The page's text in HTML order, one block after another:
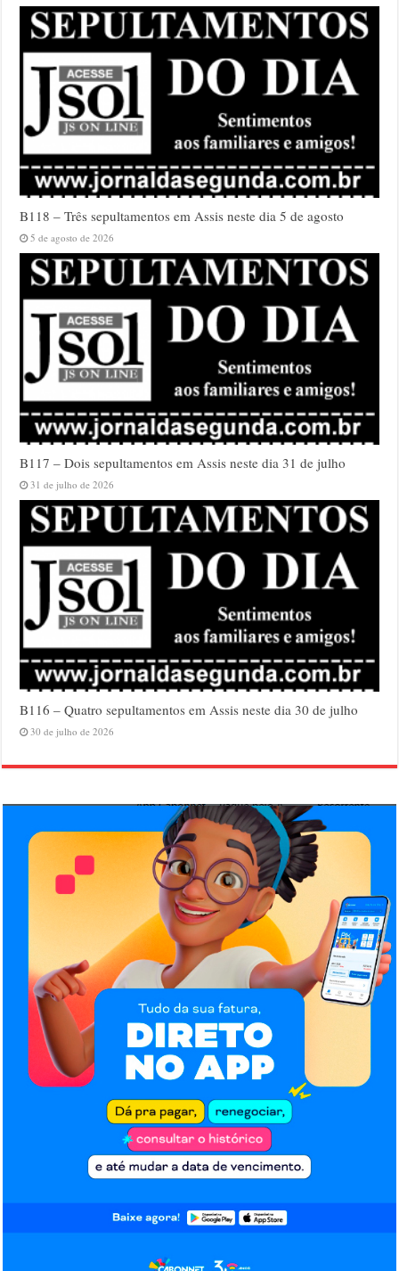
B118 – Três sepultamentos em Assis neste dia 5 de agosto
5 de agosto de 2026
B117 – Dois sepultamentos em Assis neste dia 31 de julho
31 de julho de 2026
B116 – Quatro sepultamentos em Assis neste dia 30 de julho
30 de julho de 2026